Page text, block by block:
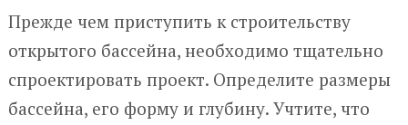
Прежде чем приступить к строительству
открытого бассейна, необходимо тщательно
спроектировать проект. Определите размеры
бассейна, его форму и глубину. Учтите, что